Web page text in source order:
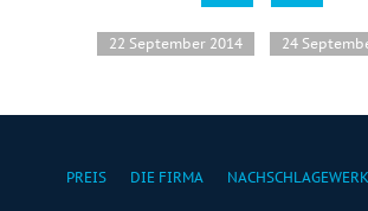
22 September 2014 24
PREIS DIE FIRMA NACHSCHLAGEWERK